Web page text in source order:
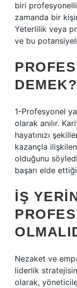
biri
zamanda bir
Yeterlilik veya
ve bu
DEMEK?
1-Profesyonel
olarak anılır.
hayatınızı
kazançla
olduğunu
başarı elde
İŞ
Nezaket ve
liderlik
olarak,